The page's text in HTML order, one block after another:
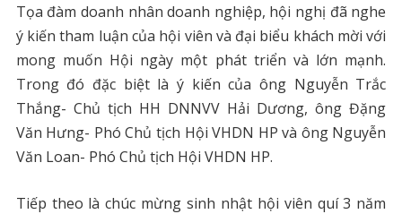
Tọa đàm doanh nhân doanh nghiệp, hội nghị đã nghe
ý kiến tham luận của hội viên và đại biểu khách mời với
mong muốn Hội ngày một phát triển và lớn mạnh.
Trong đó đặc biệt là ý kiến của ông Nguyễn Trắc
Thắng- Chủ tịch HH DNNVV Hải Dương, ông Đặng
Văn Hưng- Phó Chủ tịch Hội VHDN HP và ông Nguyễn
Văn Loan- Phó Chủ tịch Hội VHDN HP.
Tiếp theo là chúc mừng sinh nhật hội viên quí 3 năm